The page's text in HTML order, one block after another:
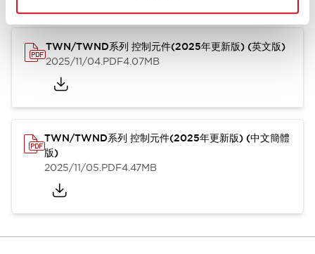
TWN/TWND系列 控制元件(2025年更新版) (英文版)
2025/11/04.PDF4.07MB
TWN/TWND系列 控制元件(2025年更新版) (中文簡體
版)
2025/11/05.PDF4.47MB